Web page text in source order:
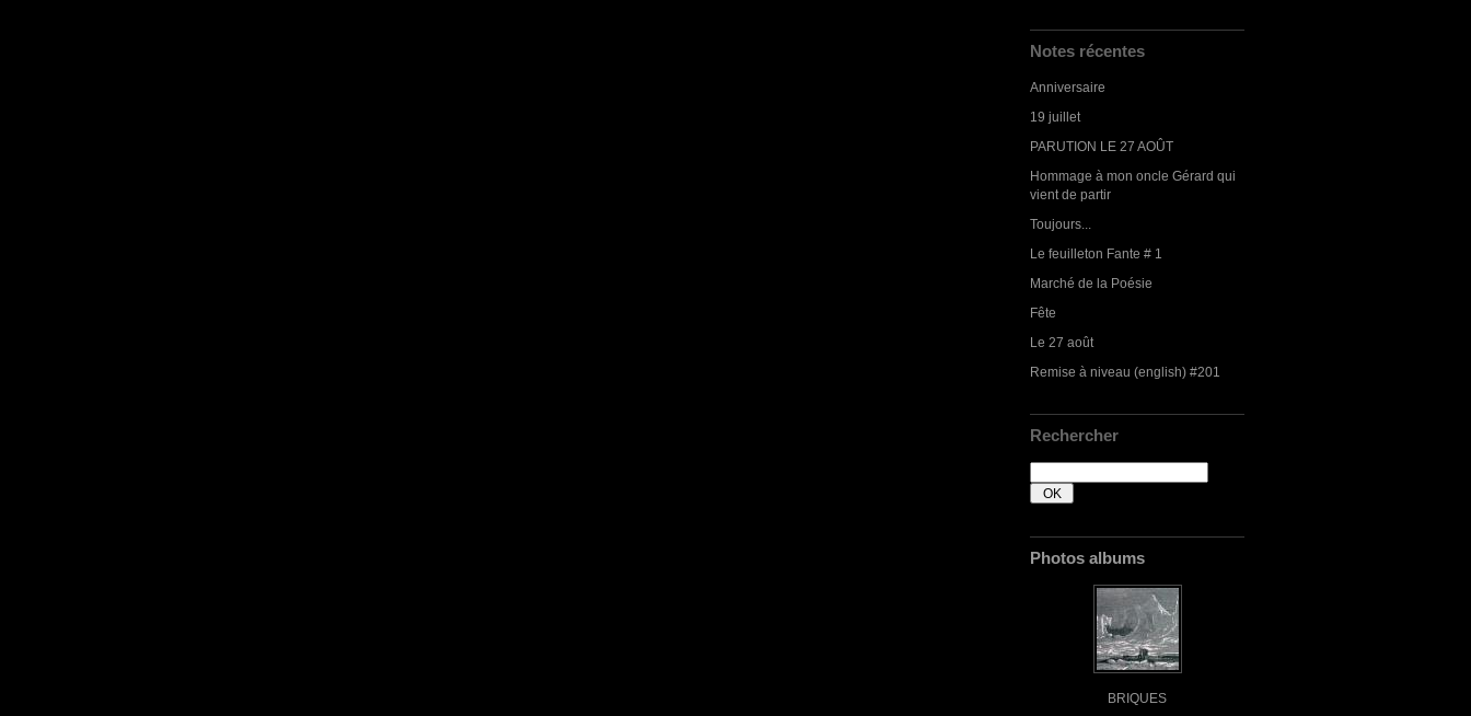
Notes récentes
Anniversaire
19 juillet
PARUTION LE 27 AOÛT
Hommage à mon oncle Gérard qui
vient de partir
Toujours...
Le feuilleton Fante # 1
Marché de la Poésie
Fête
Le 27 août
Remise à niveau (english) #201
Rechercher
Photos albums
BRIQUES